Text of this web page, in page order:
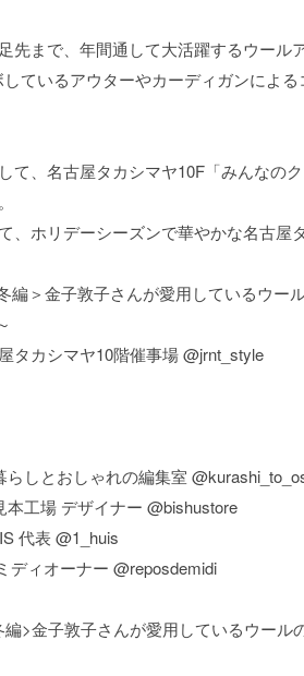
先まで、年間通して大活躍するウール
ているアウターやカーディガンによ
て、名古屋タカシマヤ10F「みんなの
、ホリデーシーズンで華やかな名古屋
編＞金子敦子さんが愛用しているウー
タカシマヤ10階催事場 @jrnt_style
しとおしゃれの編集室
工場 デザイナー @bishustore
代表 @1_huis
ディオーナー @reposdemidi
>金子敦子さんが愛用しているウール